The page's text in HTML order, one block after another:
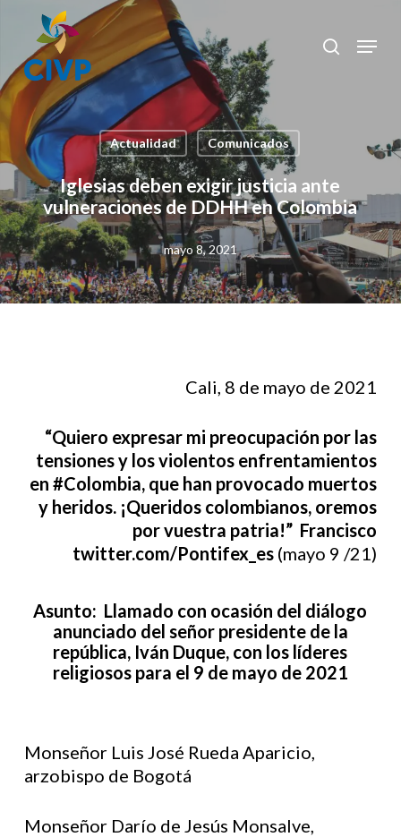
main
content
search
Menu
Actualidad Comunicados
Iglesias deben exigir justicia ante
vulneraciones de DDHH en Colombia
mayo 8, 2021
Cali, 8 de mayo de 2021
“Quiero expresar mi preocupación por las
tensiones y los violentos enfrentamientos
en #Colombia, que han provocado muertos
y heridos. ¡Queridos colombianos, oremos
por vuestra patria!” Francisco
twitter.com/Pontifex_es (mayo 9 /21)
Asunto: Llamado con ocasión del diálogo
anunciado del señor presidente de la
república, Iván Duque, con los líderes
religiosos para el 9 de mayo de 2021
Monseñor Luis José Rueda Aparicio,
arzobispo de Bogotá
Monseñor Darío de Jesús Monsalve,
Close